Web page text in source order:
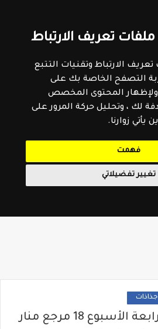
تعريف الارتباط
الارتباط وتقنيات التتبع
التصفح الخاصة بك على
، ولإظهار المحتوى المخصص
لك ، وتحليل حركة المرور على
يأتي زوارنا.
فهمت
تغيير تفضيلاتي
جذاذات
جذاذات الوحدة الرابعة الأسبوع 18 مرجع منار